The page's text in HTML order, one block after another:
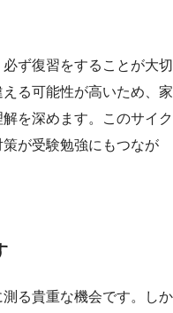
ず復習をすることが大切
る可能性が高いため、家
を深めます。このサイク
が受験勉強にもつなが
る貴重な機会です。しか